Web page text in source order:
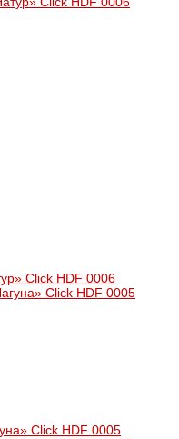
Click HDF 0006
Click HDF 0005